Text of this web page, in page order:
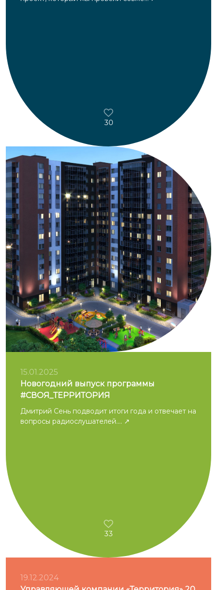
30
15.01.2025
Новогодний выпуск программы
#СВОЯ_ТЕРРИТОРИЯ
Дмитрий Сень подводит итоги года и отвечает на
вопросы радиослушателей....
33
19.12.2024